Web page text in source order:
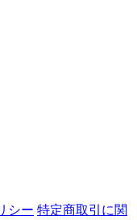
シー 特定商取引に関